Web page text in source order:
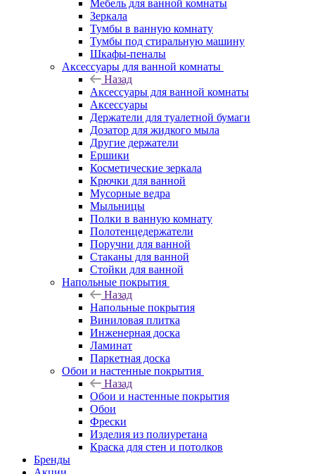
Мебель для ванной комнаты
Зеркала
Тумбы в ванную комнату
Тумбы под стиральную машину
Шкафы-пеналы
Аксессуары для ванной комнаты
Назад
Аксессуары для ванной комнаты
Аксессуары
Держатели для туалетной бумаги
Дозатор для жидкого мыла
Другие держатели
Ершики
Косметические зеркала
Крючки для ванной
Мусорные ведра
Мыльницы
Полки в ванную комнату
Полотенцедержатели
Поручни для ванной
Стаканы для ванной
Стойки для ванной
Напольные покрытия
Назад
Напольные покрытия
Виниловая плитка
Инженерная доска
Ламинат
Паркетная доска
Обои и настенные покрытия
Назад
Обои и настенные покрытия
Обои
Фрески
Изделия из полиуретана
Краска для стен и потолков
Бренды